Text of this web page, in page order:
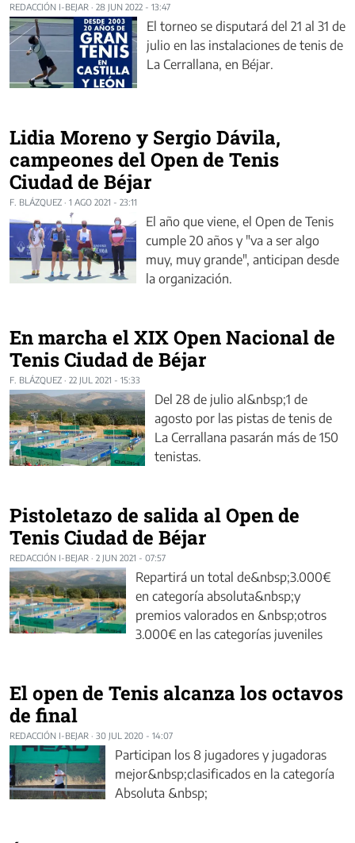
REDACCIÓN I-BEJAR · 28 JUN 2022 - 13:47
El torneo se disputará del 21 al 31 de
julio en las instalaciones de tenis de
La Cerrallana, en Béjar.
Lidia Moreno y Sergio Dávila,
campeones del Open de Tenis
Ciudad de Béjar
F. BLÁZQUEZ · 1 AGO 2021 - 23:11
El año que viene, el Open de Tenis
cumple 20 años y "va a ser algo
muy, muy grande", anticipan desde
la organización.
En marcha el XIX Open Nacional de
Tenis Ciudad de Béjar
F. BLÁZQUEZ · 22 JUL 2021 - 15:33
Del 28 de julio al&nbsp;1 de
agosto por las pistas de tenis de
La Cerrallana pasarán más de 150
tenistas.
Pistoletazo de salida al Open de
Tenis Ciudad de Béjar
REDACCIÓN I-BEJAR · 2 JUN 2021 - 07:57
Repartirá un total de&nbsp;3.000€
en categoría absoluta&nbsp;y
premios valorados en &nbsp;otros
3.000€ en las categorías juveniles
El open de Tenis alcanza los octavos
de final
REDACCIÓN I-BEJAR · 30 JUL 2020 - 14:07
Participan los 8 jugadores y jugadoras
mejor&nbsp;clasificados en la categoría
Absoluta &nbsp;